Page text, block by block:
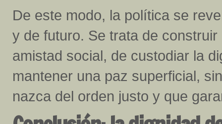
De este modo, la política se
y de futuro. Se trata de
amistad social, de custodiar la
mantener una paz superficial,
nazca del orden justo y que